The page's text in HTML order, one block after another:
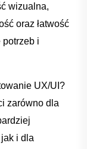
wizualna,
oraz łatwość‍
potrzeb i
UX/UI?
zarówno dla
i dla